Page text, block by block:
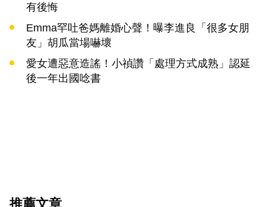
有後悔
Emma罕吐爸媽離婚心聲！曝李進良「很多女朋
友」胡瓜當場嚇壞
愛女遭惡意造謠！小禎讚「處理方式成熟」認延
後一年出國唸書
推薦文章